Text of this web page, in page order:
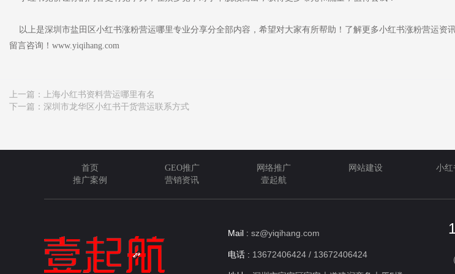
以上是深圳市盐田区小红书涨粉营运哪里专业分享分全部内容，希望对大家有所帮助！了解更多小红书涨粉营运资
留言咨询！www.yiqihang.com
上一篇：
上海小红书资料营运哪里有名
下一篇： 深圳市龙华区小红书干货营运联系方式
首页 GEO推广 网络推广 网站建设 小红
推广案例
营销资讯 壹起航
Mail : sz@yiqihang.com
电话 : 13672406424 / 13672406424